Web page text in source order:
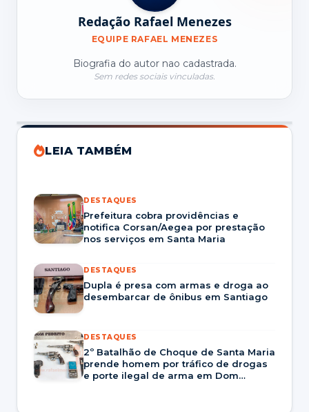
Redação Rafael Menezes
EQUIPE RAFAEL MENEZES
Biografia do autor nao cadastrada.
Sem redes sociais vinculadas.
LEIA TAMBÉM
DESTAQUES
Prefeitura cobra providências e
notifica Corsan/Aegea por prestação
nos serviços em Santa Maria
DESTAQUES
Dupla é presa com armas e droga ao
desembarcar de ônibus em Santiago
DESTAQUES
2º Batalhão de Choque de Santa Maria
prende homem por tráfico de drogas
e porte ilegal de arma em Dom